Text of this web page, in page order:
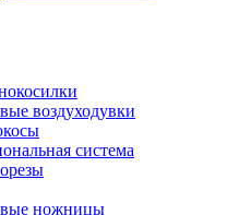
воздуходувки
система
ножницы